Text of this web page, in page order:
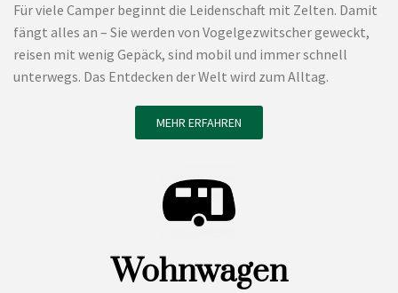
Für viele Camper beginnt die Leidenschaft mit Zelten. Damit
fängt alles an – Sie werden von Vogelgezwitscher geweckt,
reisen mit wenig Gepäck, sind mobil und immer schnell
unterwegs. Das Entdecken der Welt wird zum Alltag.
MEHR ERFAHREN
Wohnwagen